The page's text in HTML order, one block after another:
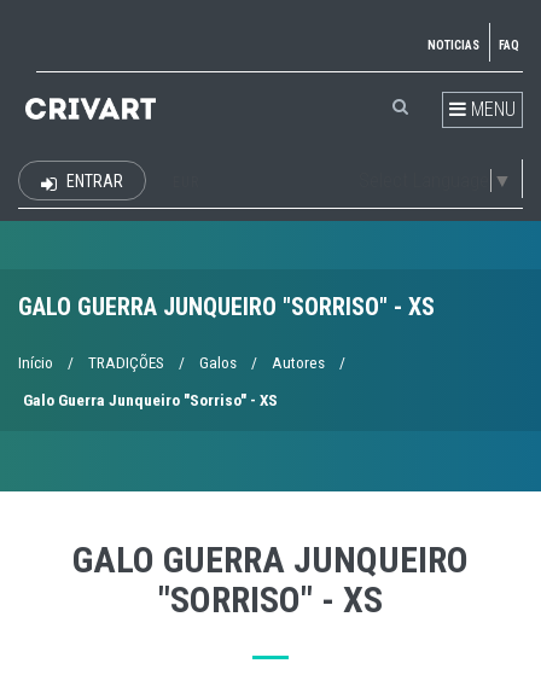
NOTICIAS FAQ
MENU
▼
ENTRAR
GALO GUERRA JUNQUEIRO "SORRISO" - XS
Início / TRADIÇÕES / Galos / Autores /
Galo Guerra Junqueiro "Sorriso" - XS
GALO GUERRA JUNQUEIRO
"SORRISO" - XS